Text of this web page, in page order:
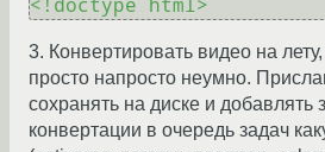
3. Конвертировать видео на
просто напросто неумно.
сохранять на диске и добавлять
конвертации в очередь задач